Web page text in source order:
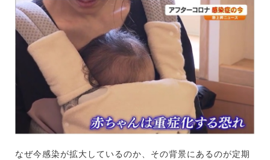
なぜ今感染が拡大しているのか、その背景にあるのが定期